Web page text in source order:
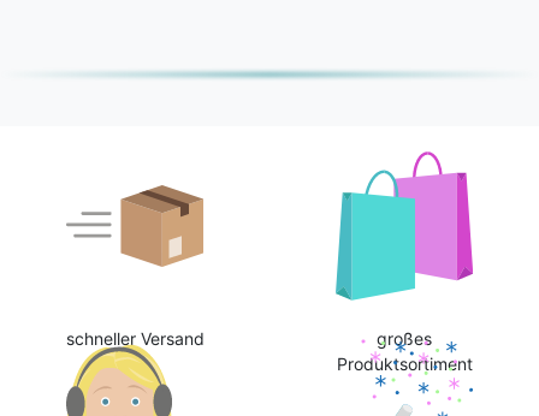
schneller Versand
großes
Produktsortiment